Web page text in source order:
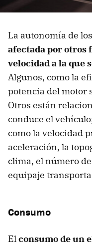
La autonomía de
afectada por otros
velocidad a la que
Algunos, como la
potencia del motor
Otros están
conduce el
como la velocidad
aceleración, la
clima, el número
equipaje
Consumo
Elconsumo de un